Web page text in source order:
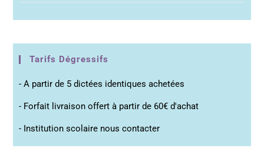
Tarifs Dégressifs
- A partir de 5 dictées identiques achetées
- Forfait livraison offert à partir de 60€ d'achat
- Institution scolaire nous contacter